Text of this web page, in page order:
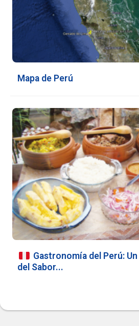
Mapa de Perú
Gastronomía del Perú:
del Sabor...